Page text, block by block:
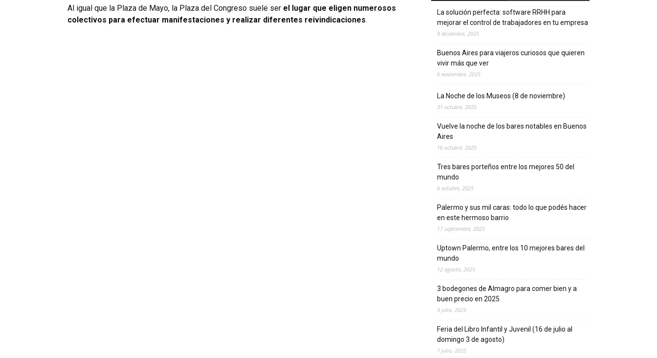
Al igual que la Plaza de Mayo, la Plaza del Congreso suele ser el lugar que eligen numerosos
colectivos para efectuar manifestaciones y realizar diferentes reivindicaciones.
La solución perfecta: software RRHH para
mejorar el control de trabajadores en tu empresa
9 diciembre, 2025
Buenos Aires para viajeros curiosos que quieren
vivir más que ver
6 noviembre, 2025
La Noche de los Museos (8 de noviembre)
31 octubre, 2025
Vuelve la noche de los bares notables en Buenos
Aires
16 octubre, 2025
Tres bares porteños entre los mejores 50 del
mundo
6 octubre, 2025
Palermo y sus mil caras: todo lo que podés hacer
en este hermoso barrio
17 septiembre, 2025
Uptown Palermo, entre los 10 mejores bares del
mundo
12 agosto, 2025
3 bodegones de Almagro para comer bien y a
buen precio en 2025
9 julio, 2025
Feria del Libro Infantil y Juvenil (16 de julio al
domingo 3 de agosto)
7 julio, 2025